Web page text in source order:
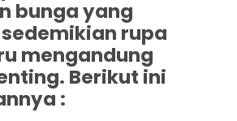
bunga yang
rupa
mengandung
Berikut ini
: